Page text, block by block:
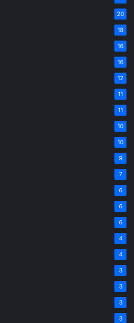
20
18
16
16
12
11
11
10
10
9
7
6
6
6
4
4
3
3
3
3